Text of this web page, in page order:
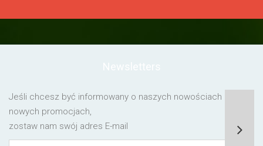
Jeśli chcesz być informowany o naszych nowościach lub o
nowych promocjach,
zostaw nam swój adres E-mail